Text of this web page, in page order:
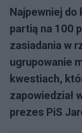
Najpewniej do
partią na 100
zasiadania w
ugrupowanie
kwestiach,
zapowiedział
prezes PiS